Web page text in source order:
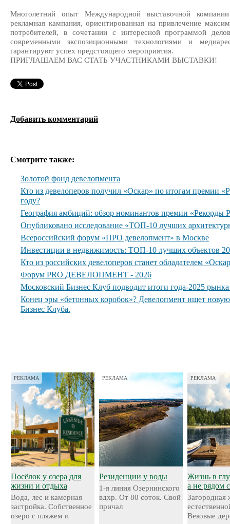
Многолетний опыт Международной выставочной
рекламная кампания, ориентированная на привлечение
потребителей, в сочетании с интересной программой
современными экспозиционными технологиями и
гарантируют успех предстоящего мероприятия.
ПРИГЛАШАЕМ ВАС СТАТЬ УЧАСТНИКАМИ ВЫСТАВКИ!
Добавить комментарий
Смотрите также:
Золотой фонд девелопмента
Кто из девелоперов получил «Оскар» по итогам премии
году?
География амбиций: обзор номинантов премии
Опубликовано исследование «ТОП-10 лучших
Всероссийский форум «ПРО девелопмент» в Москве
Инвестиции в недвижимость: ТОП-10 лучших объектов
Кто из российских девелоперов станет обладателем
Форум PRO ДЕВЕЛОПМЕНТ - 2026
Московский Бизнес Клуб подводит итоги года-2025
Конец эры «бетонных коробок»? Девелопмент ищет
Бизнес Клуба.
РЕКЛАМА
Посёлок у озера для
жизни и отдыха
Вода, лес и камерная
застройка. Собственное
озеро с пляжем и
РЕКЛАМА
Резиденции у воды
1-я линия Озернинского
вдхр. От 80 соток. Свой
причал
РЕКЛАМА
Жизнь в
а не рядом
Загородная
Вековые